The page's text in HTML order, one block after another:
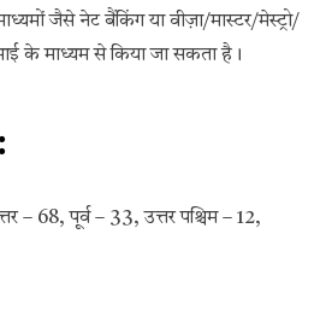
जैसे नेट बैंकिंग या वीज़ा/मास्टर/मेस्ट्रो/
के माध्यम से किया जा सकता है।
– 68, पूर्व – 33, उत्तर पश्चिम – 12,